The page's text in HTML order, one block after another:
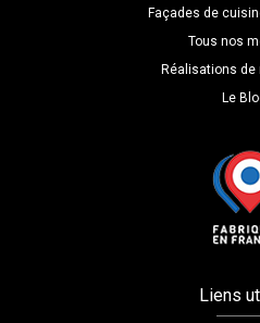
Façades de
Tous nos
Réalisations
Le
Liens